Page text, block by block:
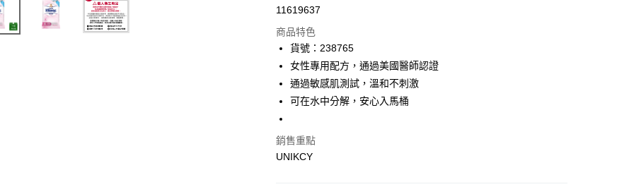
LINE Pay
Apple Pay
街口支付
悠遊付
Google Pay
11619637
商品特色
貨號：238765
女性專用配方，通過美國醫師認證
通過敏感肌測試，溫和不刺激
可在水中分解，安心入馬桶
銷售重點
UNIKCY